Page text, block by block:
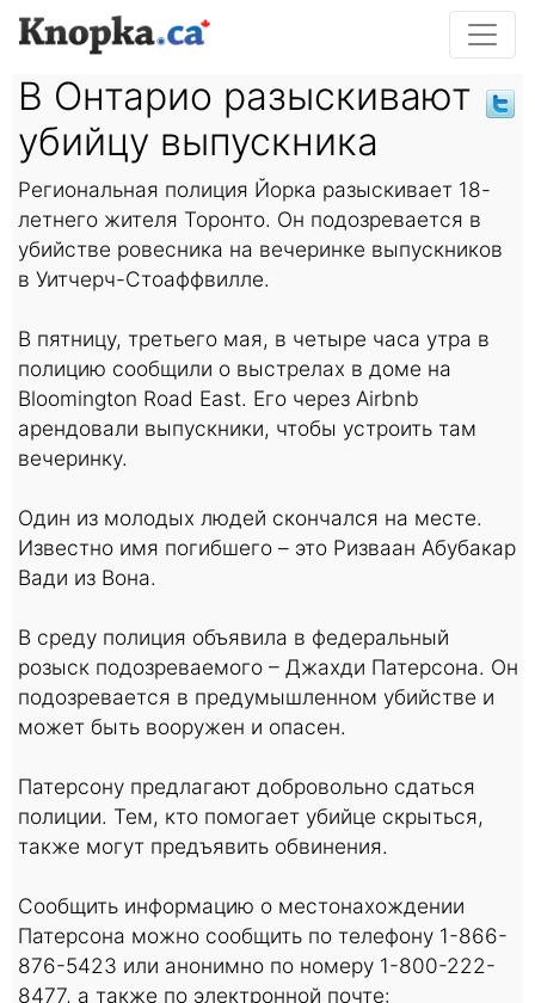
В Онтарио разыскивают
убийцу выпускника
Региональная полиция Йорка разыскивает 18-
летнего жителя Торонто. Он подозревается в
убийстве ровесника на вечеринке выпускников
в Уитчерч-Стоаффвилле.
В пятницу, третьего мая, в четыре часа утра в
полицию сообщили о выстрелах в доме на
Bloomington Road East. Его через Airbnb
арендовали выпускники, чтобы устроить там
вечеринку.
Один из молодых людей скончался на месте.
Известно имя погибшего – это Ризваан Абубакар
Вади из Вона.
В среду полиция объявила в федеральный
розыск подозреваемого – Джахди Патерсона. Он
подозревается в предумышленном убийстве и
может быть вооружен и опасен.
Патерсону предлагают добровольно сдаться
полиции. Тем, кто помогает убийце скрыться,
также могут предъявить обвинения.
Сообщить информацию о местонахождении
Патерсона можно сообщить по телефону 1-866-
876-5423 или анонимно по номеру 1-800-222-
8477, а также по электронной почте: